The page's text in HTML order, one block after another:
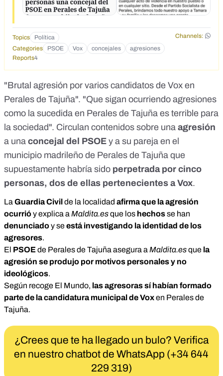
Topics Política
Channels:
Categories
PSOE Vox concejales
agresiones
Reports4
"Brutal agresión por varios candidatos de Vox en
Perales de Tajuña". "Que sigan ocurriendo agresiones
como la sucedida en Perales de Tajuña es terrible para
la sociedad". Circulan contenidos sobre una agresión
a una concejal del PSOE y a su pareja en el
municipio madrileño de Perales de Tajuña que
supuestamente habría sido perpetrada por cinco
personas, dos de ellas pertenecientes a Vox.
La Guardia Civilde la localidad afirma que la agresión
ocurrióy explica a Maldita.esque los hechosse han
denunciadoy seestá investigando la identidad de los
agresores.
El PSOE de Perales de Tajuña asegura a Maldita.esque la
agresión se produjo por motivos personales y no
ideológicos.
Según recoge El Mundo, las agresoras sí habían formado
parte de la candidatura municipal de Voxen Perales de
Tajuña.
¿Crees que te ha llegado un bulo? Verifica
en nuestro chatbot de WhatsApp (+34 644
229 319)